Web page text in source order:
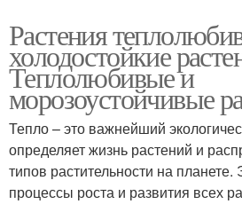
Растения
холодостойкие
Теплолюбивые и
морозоустойчивые
Тепло – это важнейший
определяет жизнь растений и
типов растительности на планете.
процессы роста и развития всех